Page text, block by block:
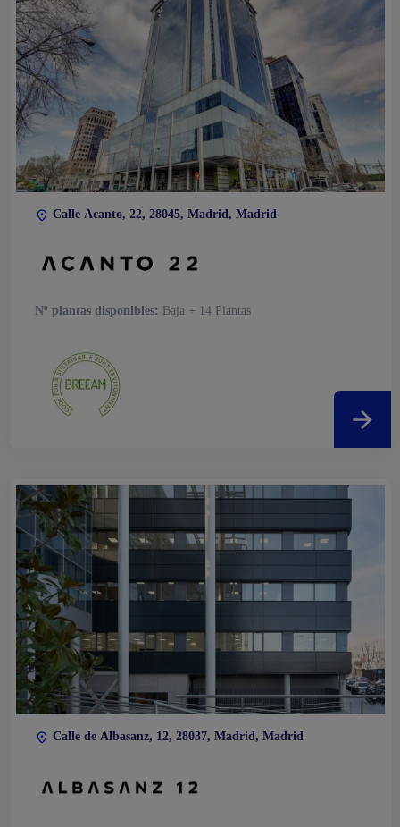
Calle Acanto, 22, 28045, Madrid, Madrid
Nº plantas disponibles: Baja + 14 Plantas
Calle de Albasanz, 12, 28037, Madrid, Madrid